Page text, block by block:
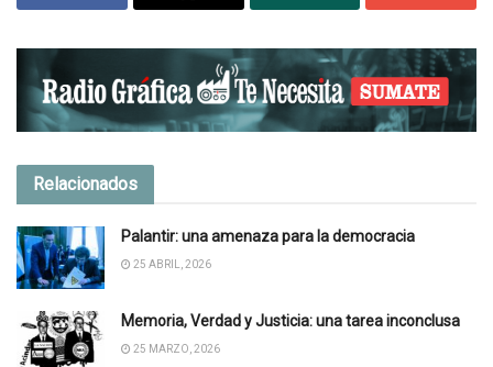
Relacionados
Palantir: una amenaza para la democracia
25 ABRIL, 2026
Memoria, Verdad y Justicia: una tarea inconclusa
25 MARZO, 2026